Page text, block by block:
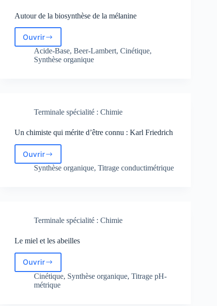
Autour de la biosynthèse de la mélanine
OuvrirAutour
de
la
Acide-Base, Beer-Lambert, Cinétique,
Synthèse organique
Terminale spécialité : Chimie
Un chimiste qui mérite d’être connu : Karl Friedrich
Ouvrir
Un
chimiste
Karl
Synthèse organique, Titrage conductimétrique
Terminale spécialité : Chimie
Le miel et les abeilles
Ouvrir
Le
miel
et
Cinétique, Synthèse organique, Titrage pH-
métrique